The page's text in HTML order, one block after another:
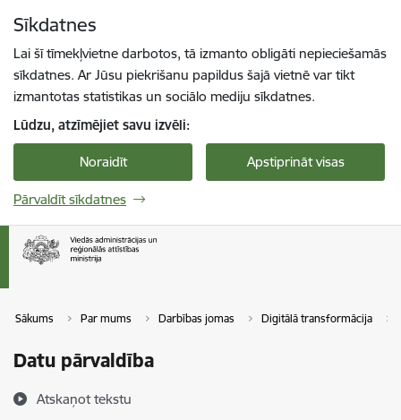
Sīkdatnes
Lai šī tīmekļvietne darbotos, tā izmanto obligāti nepieciešamās
sīkdatnes. Ar Jūsu piekrišanu papildus šajā vietnē var tikt
izmantotas statistikas un sociālo mediju sīkdatnes.
Lūdzu, atzīmējiet savu izvēli:
Noraidīt Apstiprināt visas
Pārvaldīt sīkdatnes
Sākums Par mums Darbības jomas Digitālā transformācija
Datu pārvaldība
Atskaņot tekstu